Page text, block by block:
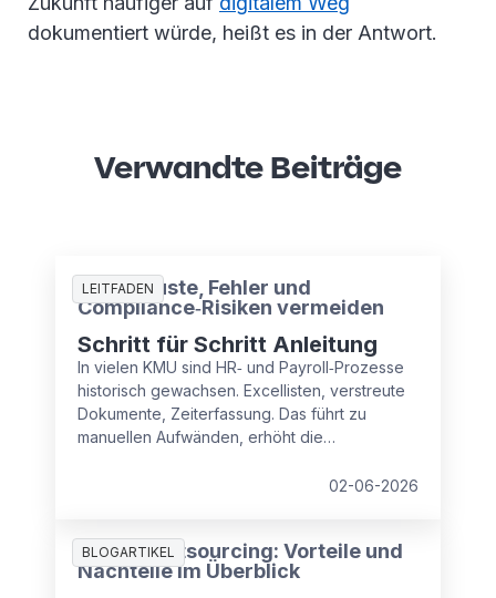
dokumentiert würde, heißt es in der Antwort.
Verwandte Beiträge
LEITFADEN
Zeitverluste, Fehler und
Compliance‑Risiken vermeiden
Schritt für Schritt Anleitung
In vielen KMU sind HR‑ und Payroll‑Prozesse
historisch gewachsen. Excellisten, verstreute
Dokumente, Zeiterfassung. Das führt zu
manuellen Aufwänden, erhöht die
Lesen Sie, wie Sie in drei Schritten strukturiert
02-06-2026
BLOGARTIKEL
Payroll Outsourcing: Vorteile und
Nachteile im Überblick